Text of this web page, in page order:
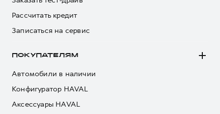
Рассчитать кредит
Записаться на сервис
ПОКУПАТЕЛЯМ
Автомобили в наличии
Конфигуратор HAVAL
Аксессуары HAVAL